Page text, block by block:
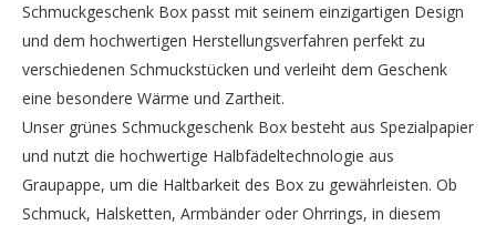
Schmuckgeschenk Box passt mit seinem einzigartigen Design
und dem hochwertigen Herstellungsverfahren perfekt zu
verschiedenen Schmuckstücken und verleiht dem Geschenk
eine besondere Wärme und Zartheit.
Unser grünes Schmuckgeschenk Box besteht aus Spezialpapier
und nutzt die hochwertige Halbfädeltechnologie aus
Graupappe, um die Haltbarkeit des Box zu gewährleisten. Ob
Schmuck, Halsketten, Armbänder oder Ohrrings, in diesem